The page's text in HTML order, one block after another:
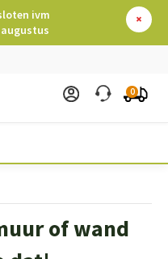
ivm
0
of wand